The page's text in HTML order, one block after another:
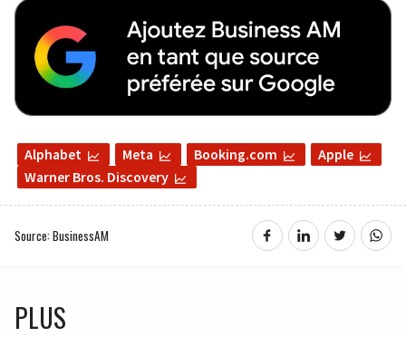
Alphabet Meta Booking.com
Apple
Warner Bros. Discovery
Source: BusinessAM
PLUS